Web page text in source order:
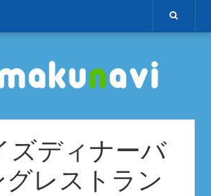
ズディナーバ
グレストラン